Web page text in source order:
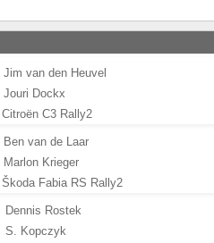
Jim van den Heuvel
Jouri Dockx
Citroën C3 Rally2
Ben van de Laar
Marlon Krieger
Škoda Fabia RS Rally2
Dennis Rostek
S. Kopczyk